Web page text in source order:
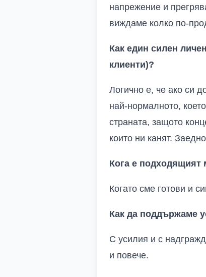
напрежение и
виждаме колко по-
Как един силен
клиенти)?
Логично е, че ако си
най-нормалното,
страната, защото
които ни канят.
Кога е подходящият
Когато сме готови и
Как да поддържаме
С усилия и с
и повече.